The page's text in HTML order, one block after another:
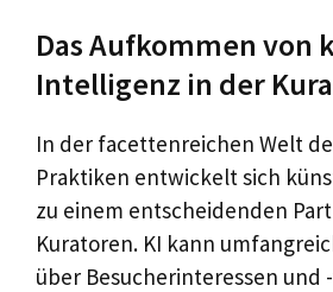
Das Aufkommen von
Intelligenz in der
In der facettenreichen Welt
Praktiken entwickelt sich
zu einem entscheidenden
Kuratoren. KI kann
über Besucherinteressen und